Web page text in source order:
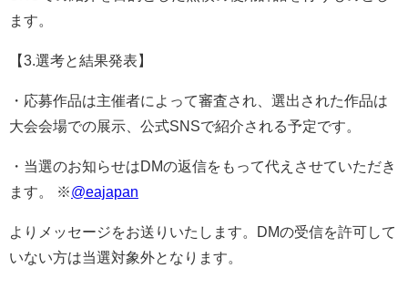
ます。
【3.選考と結果発表】
・応募作品は主催者によって審査され、選出された作品は
大会会場での展示、公式SNSで紹介される予定です。
・当選のお知らせはDMの返信をもって代えさせていただき
ます。 ※@eajapan
よりメッセージをお送りいたします。DMの受信を許可して
いない方は当選対象外となります。